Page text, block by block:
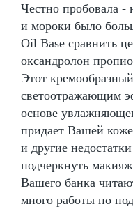
Честно пробовала -
и мороки было
Oil Base сравнить
оксандролон
Этот
светоотражающим
основе
придает Вашей
и другие
подчеркнуть
Вашего банка
много работы по